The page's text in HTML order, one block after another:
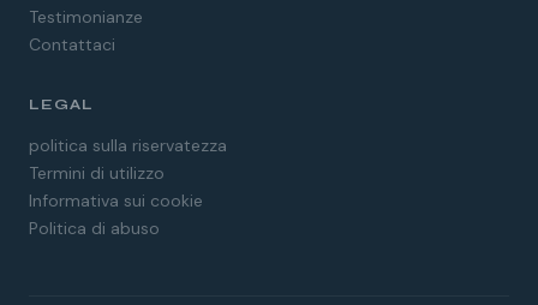
Testimonianze
Contattaci
LEGAL
politica sulla riservatezza
Termini di utilizzo
Informativa sui cookie
Politica di abuso
French
Dutch
German